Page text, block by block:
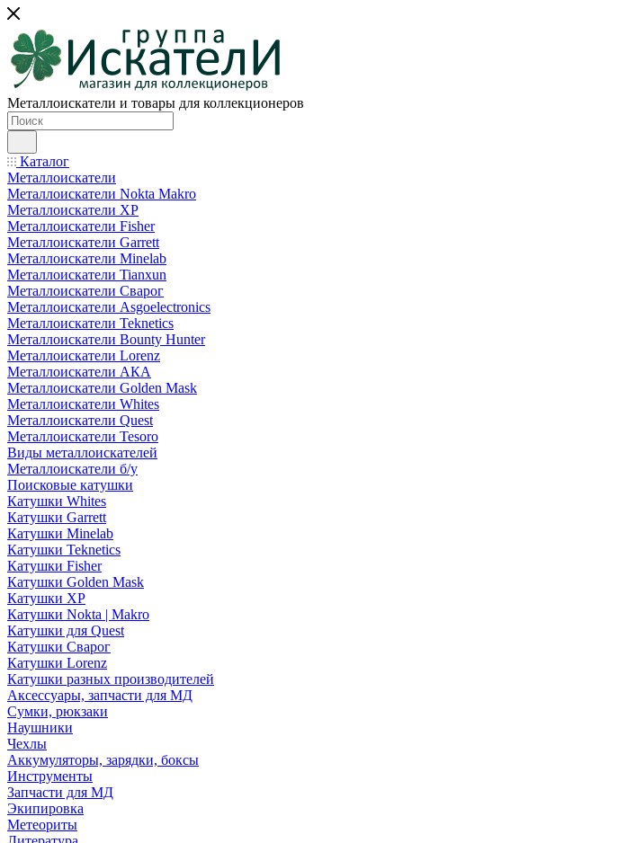
Металлоискатели и товары для коллекционеров
Каталог
Металлоискатели
Металлоискатели Nokta Makro
Металлоискатели XP
Металлоискатели Fisher
Металлоискатели Garrett
Металлоискатели Minelab
Металлоискатели Tianxun
Металлоискатели Сварог
Металлоискатели Asgoelectronics
Металлоискатели Teknetics
Металлоискатели Bounty Hunter
Металлоискатели Lorenz
Металлоискатели АКА
Металлоискатели Golden Mask
Металлоискатели Whites
Металлоискатели Quest
Металлоискатели Tesoro
Виды металлоискателей
Металлоискатели б/у
Поисковые катушки
Катушки Whites
Катушки Garrett
Катушки Minelab
Катушки Teknetics
Катушки Fisher
Катушки Golden Mask
Катушки XP
Катушки Nokta | Makro
Катушки для Quest
Катушки Сварог
Катушки Lorenz
Катушки разных производителей
Аксессуары, запчасти для МД
Сумки, рюкзаки
Наушники
Чехлы
Аккумуляторы, зарядки, боксы
Инструменты
Запчасти для МД
Экипировка
Метеориты